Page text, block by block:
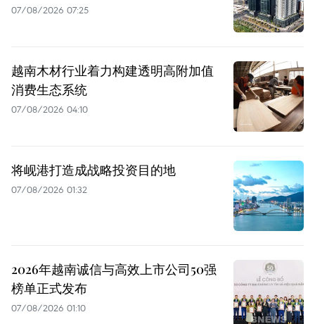
07/08/2026 07:25
越南木材行业着力构建透明高附加值
消费生态系统
07/08/2026 04:10
将岘港打造成战略投资目的地
07/08/2026 01:32
2026年越南诚信与高效上市公司50强
榜单正式发布
07/08/2026 01:10